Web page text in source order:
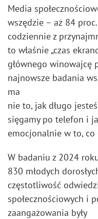
Media
wszędzie – aż 84
codziennie z
to właśnie „czas
głównego winowajcę
najnowsze badania
ma
nie to, jak długo
sięgamy po telefon i
emocjonalnie w to, co
W badaniu z 2024
830 młodych
częstotliwość
społecznościowych i
zaangażowania były